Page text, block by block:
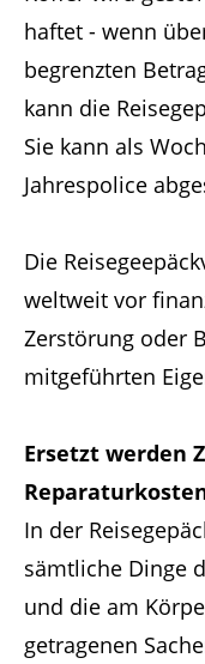
haftet - wenn
begrenzten
kann die
Sie kann als
Jahrespolice
Die
weltweit vor
Zerstörung oder
mitgeführten
Ersetzt werden
In der
sämtliche Dinge
und die am
getragenen